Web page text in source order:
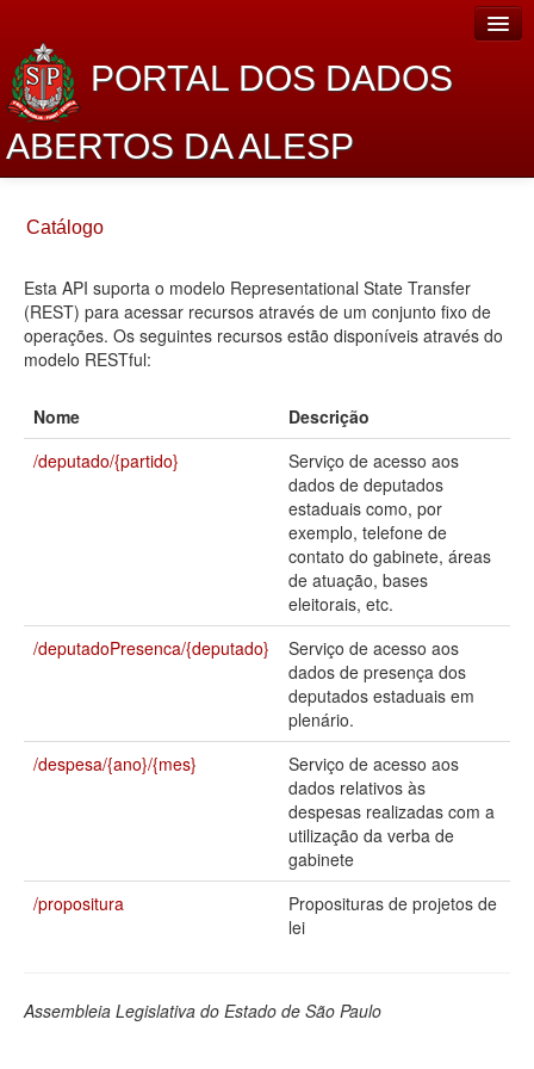
PORTAL DOS DADOS
ABERTOS DA ALESP
Sobre o projeto
Dados Abertos Alesp
Lei de Acesso à Informação
Planejamento
Catálogo de dados
Legislação
Perguntas frequentes
Catálogo
Esta API suporta o modelo Representational State Transfer
(REST) para acessar recursos através de um conjunto fixo de
operações. Os seguintes recursos estão disponíveis através do
modelo RESTful:
Nome
Descrição
/deputado/{partido}
Serviço de acesso aos
dados de deputados
estaduais como, por
exemplo, telefone de
contato do gabinete, áreas
de atuação, bases
eleitorais, etc.
/deputadoPresenca/{deputado}
Serviço de acesso aos
dados de presença dos
deputados estaduais em
plenário.
/despesa/{ano}/{mes}
Serviço de acesso aos
dados relativos às
despesas realizadas com a
utilização da verba de
gabinete
/propositura
Proposituras de projetos de
lei
Assembleia Legislativa do Estado de São Paulo